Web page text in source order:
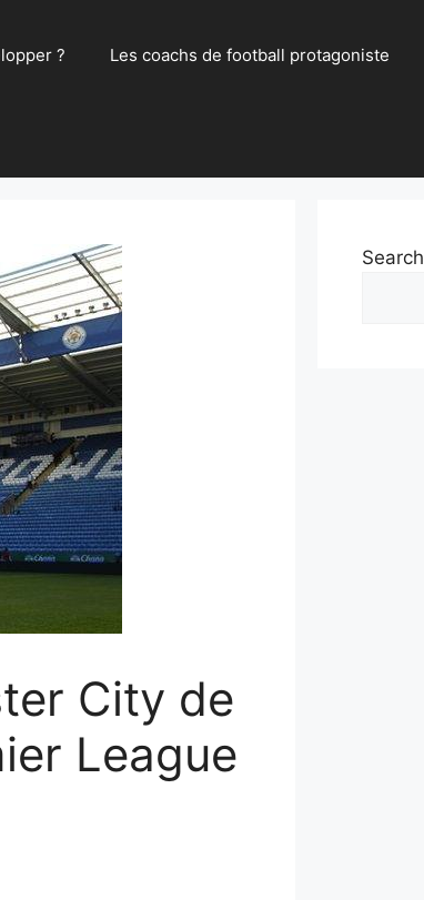
? Les coachs de football protagoniste
City de
League
Search